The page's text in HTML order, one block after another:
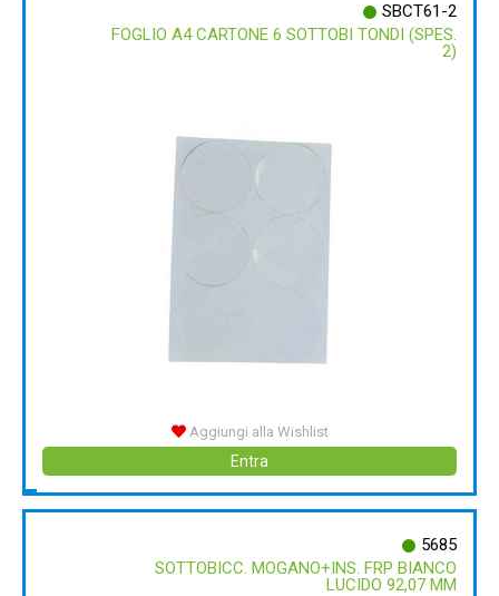
SBCT61-2
FOGLIO A4 CARTONE 6 SOTTOBI TONDI (SPES.
2)
Aggiungi alla Wishlist
Entra
5685
SOTTOBICC. MOGANO+INS. FRP BIANCO
LUCIDO 92,07 MM